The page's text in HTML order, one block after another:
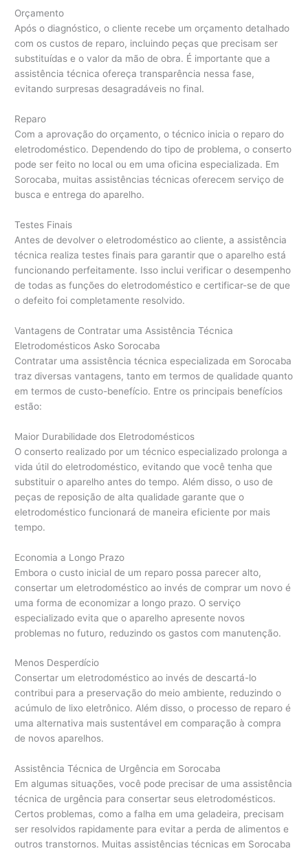
Orçamento
Após o diagnóstico, o cliente recebe um orçamento detalhado
com os custos de reparo, incluindo peças que precisam ser
substituídas e o valor da mão de obra. É importante que a
assistência técnica ofereça transparência nessa fase,
evitando surpresas desagradáveis no final.
Reparo
Com a aprovação do orçamento, o técnico inicia o reparo do
eletrodoméstico. Dependendo do tipo de problema, o conserto
pode ser feito no local ou em uma oficina especializada. Em
Sorocaba, muitas assistências técnicas oferecem serviço de
busca e entrega do aparelho.
Testes Finais
Antes de devolver o eletrodoméstico ao cliente, a assistência
técnica realiza testes finais para garantir que o aparelho está
funcionando perfeitamente. Isso inclui verificar o desempenho
de todas as funções do eletrodoméstico e certificar-se de que
o defeito foi completamente resolvido.
Vantagens de Contratar uma Assistência Técnica
Eletrodomésticos Asko Sorocaba
Contratar uma assistência técnica especializada em Sorocaba
traz diversas vantagens, tanto em termos de qualidade quanto
em termos de custo-benefício. Entre os principais benefícios
estão:
Maior Durabilidade dos Eletrodomésticos
O conserto realizado por um técnico especializado prolonga a
vida útil do eletrodoméstico, evitando que você tenha que
substituir o aparelho antes do tempo. Além disso, o uso de
peças de reposição de alta qualidade garante que o
eletrodoméstico funcionará de maneira eficiente por mais
tempo.
Economia a Longo Prazo
Embora o custo inicial de um reparo possa parecer alto,
consertar um eletrodoméstico ao invés de comprar um novo é
uma forma de economizar a longo prazo. O serviço
especializado evita que o aparelho apresente novos
problemas no futuro, reduzindo os gastos com manutenção.
Menos Desperdício
Consertar um eletrodoméstico ao invés de descartá-lo
contribui para a preservação do meio ambiente, reduzindo o
acúmulo de lixo eletrônico. Além disso, o processo de reparo é
uma alternativa mais sustentável em comparação à compra
de novos aparelhos.
Assistência Técnica de Urgência em Sorocaba
Em algumas situações, você pode precisar de uma assistência
técnica de urgência para consertar seus eletrodomésticos.
Certos problemas, como a falha em uma geladeira, precisam
ser resolvidos rapidamente para evitar a perda de alimentos e
outros transtornos. Muitas assistências técnicas em Sorocaba